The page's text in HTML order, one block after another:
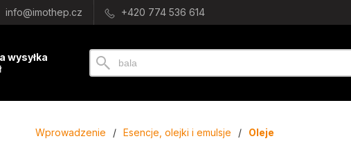
info@imothep.cz +420 774 536 614
wysyłka
Wprowadzenie / Esencje, olejki i emulsje / Oleje